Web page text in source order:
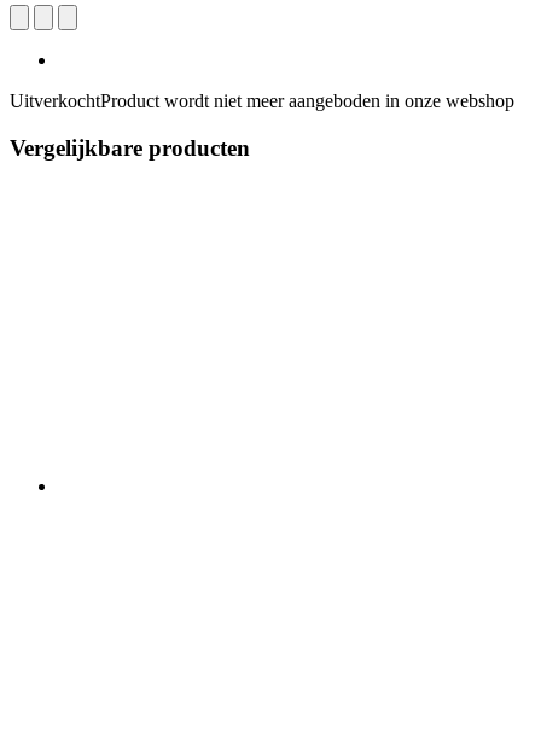
UitverkochtProduct wordt niet meer aangeboden in onze webshop
Vergelijkbare producten